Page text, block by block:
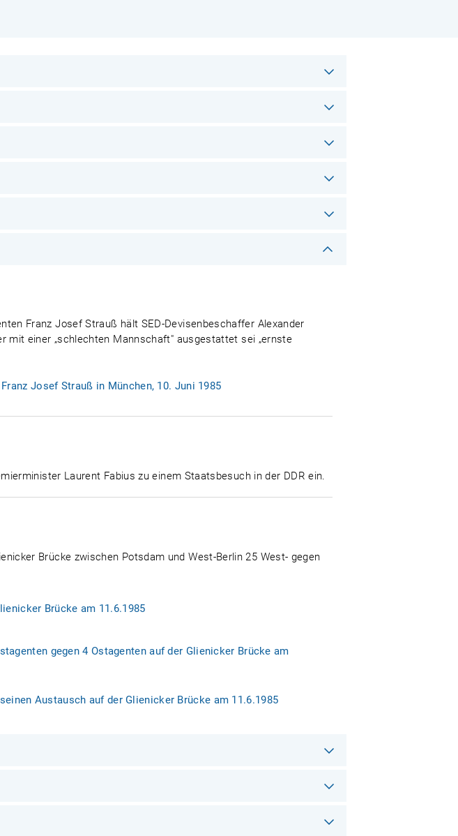
Franz Josef Strauß hält SED-Devisenbeschaffer Alexander
mit einer „schlechten Mannschaft" ausgestattet sei „ernste
Josef Strauß in München, 10. Juni 1985
Laurent Fabius zu einem Staatsbesuch in der DDR ein.
Brücke zwischen Potsdam und West-Berlin 25 West- gegen
Brücke am 11.6.1985
gegen 4 Ostagenten auf der Glienicker Brücke am
Austausch auf der Glienicker Brücke am 11.6.1985